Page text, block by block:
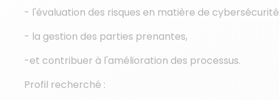
- l'évaluation des risques en matière de cybersécurité
- la gestion des parties prenantes,
-et contribuer à l'amélioration des processus.
Profil recherché :